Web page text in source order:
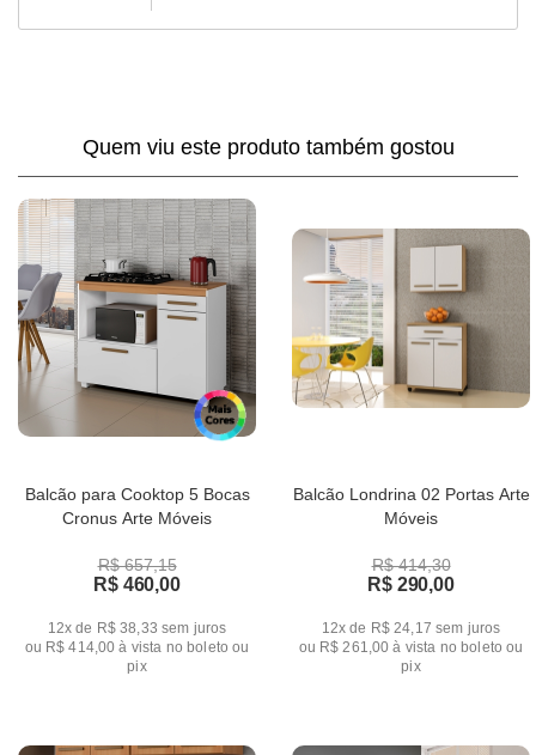
Quem viu este produto também gostou
Balcão para Cooktop 5 Bocas
Cronus Arte Móveis
R$ 657,15
R$ 460,00
12x de R$ 38,33 sem juros
ou R$ 414,00 à vista no boleto ou
pix
Balcão Londrina 02 Portas Arte
Móveis
R$ 414,30
R$ 290,00
12x de R$ 24,17 sem juros
ou R$ 261,00 à vista no boleto ou
pix